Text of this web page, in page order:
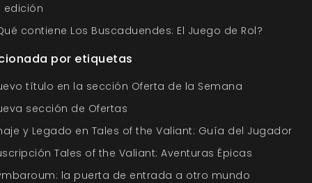
edición
contiene Los Buscaduendes: El Juego de Rol?
por etiquetas
título en la sección Oferta de la Semana
sección de Ofertas
y Legado en Tales of the Valiant: Guía del Jugador
Tales of the Valiant: Aventuras Épicas
la puerta de entrada a otro mundo